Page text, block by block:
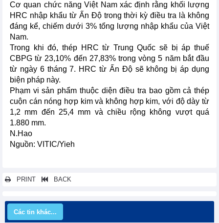
Cơ quan chức năng Việt Nam xác định rằng khối lượng
HRC nhập khẩu từ Ấn Độ trong thời kỳ điều tra là không
đáng kể, chiếm dưới 3% tổng lượng nhập khẩu của Việt
Nam.
Trong khi đó, thép HRC từ Trung Quốc sẽ bị áp thuế
CBPG từ 23,10% đến 27,83% trong vòng 5 năm bắt đầu
từ ngày 6 tháng 7. HRC từ Ấn Độ sẽ không bị áp dụng
biện pháp này.
Phạm vi sản phẩm thuộc diện điều tra bao gồm cả thép
cuộn cán nóng hợp kim và không hợp kim, với độ dày từ
1,2 mm đến 25,4 mm và chiều rộng không vượt quá
1.880 mm.
N.Hao
Nguồn: VITIC/Yieh
PRINT BACK
Các tin khác...